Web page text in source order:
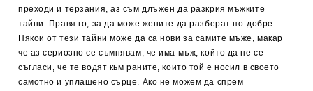
преходи и терзания, аз съм длъжен да разкрия мъжките
тайни. Правя го, за да може жените да разберат по-добре.
Някои от тези тайни може да са нови за самите мъже, макар
че аз сериозно се съмнявам, че има мъж, който да не се
съгласи, че те водят кьм раните, които той е носил в своето
самотно и уплашено сърце. Ако не можем да спрем